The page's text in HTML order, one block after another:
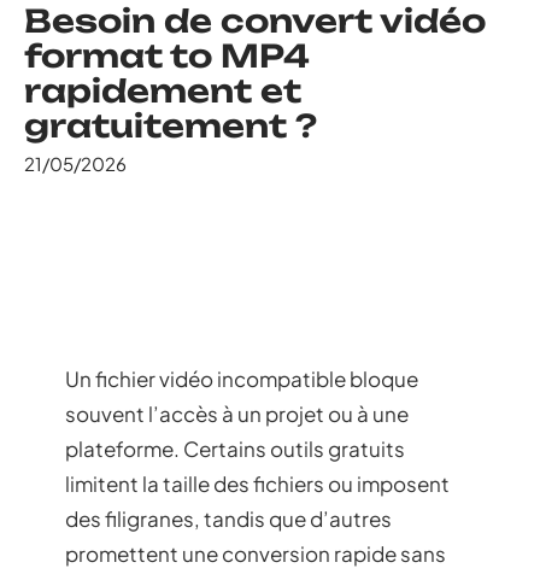
Besoin de convert vidéo
format to MP4
rapidement et
gratuitement ?
21/05/2026
Un fichier vidéo incompatible bloque
souvent l’accès à un projet ou à une
plateforme. Certains outils gratuits
limitent la taille des fichiers ou imposent
des filigranes, tandis que d’autres
promettent une conversion rapide sans